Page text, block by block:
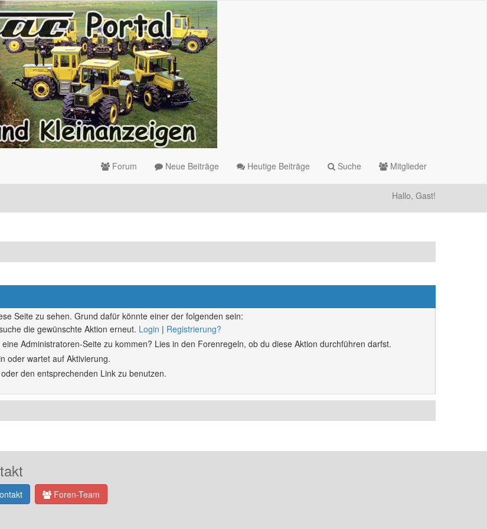
Forum Neue Beiträge Heutige Beiträge Suche Mitglieder
Hallo, Gast!
Seite zu sehen. Grund dafür könnte einer der folgenden sein:
die gewünschte Aktion erneut. Login | Registrierung?
Administratoren-Seite zu kommen? Lies in den Forenregeln, ob du diese Aktion durchführen darfst.
oder wartet auf Aktivierung.
den entsprechenden Link zu benutzen.
Foren-Team